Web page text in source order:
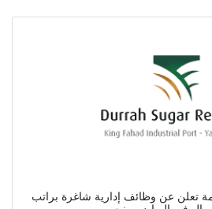
تعلن عن وظائف إدارية شاغرة براتب